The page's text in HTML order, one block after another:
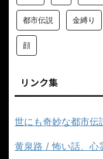
都市伝説 金縛り
顔
リンク集
世にも奇妙な都市伝
黄泉路 / 怖い話、心